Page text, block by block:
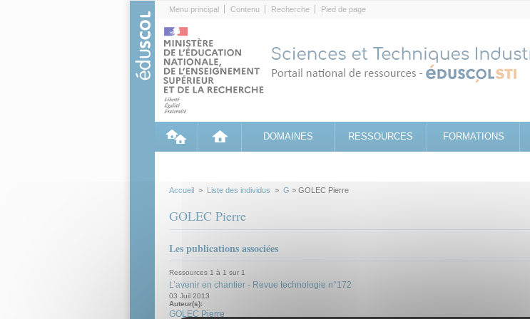
Menu principal Contenu Recherche Pied de page
DOMAINES RESSOURCES FORMATIONS
Accueil > Liste des individus > G > GOLEC Pierre
GOLEC Pierre
Les publications associées
Ressources 1 à 1 sur 1
L’avenir en chantier - Revue technologie n°172
03 Juil 2013
Auteur(s):
GOLEC Pierre